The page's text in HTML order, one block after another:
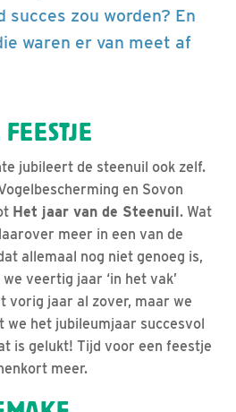
succes zou worden? En
waren er van meet af
jubileert de steenuil ook zelf.
en Sovon
Het jaar van de Steenuil. Wat
meer in een van de
allemaal nog niet genoeg is,
veertig jaar ‘in het vak’
vorig jaar al zover, maar we
we het jubileumjaar succesvol
is gelukt! Tijd voor een feestje
meer.